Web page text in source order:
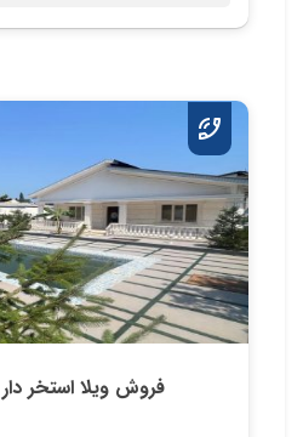
فروش ویلا استخر دار